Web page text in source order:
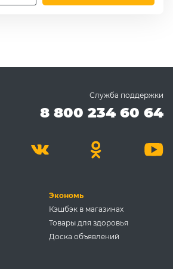
Служба поддержки
8 800 234 60 64
Экономь
Кэшбэк в магазинах
Товары для здоровья
Доска объявлений